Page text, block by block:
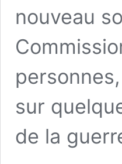
nouveau
sur
de la